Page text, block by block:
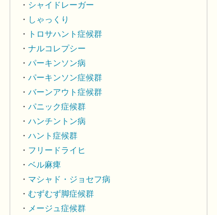
シャイドレーガー
しゃっくり
トロサハント症候群
ナルコレプシー
パーキンソン病
パーキンソン症候群
バーンアウト症候群
パニック症候群
ハンチントン病
ハント症候群
フリードライヒ
ベル麻痺
マシャド・ジョセフ病
むずむず脚症候群
メージュ症候群